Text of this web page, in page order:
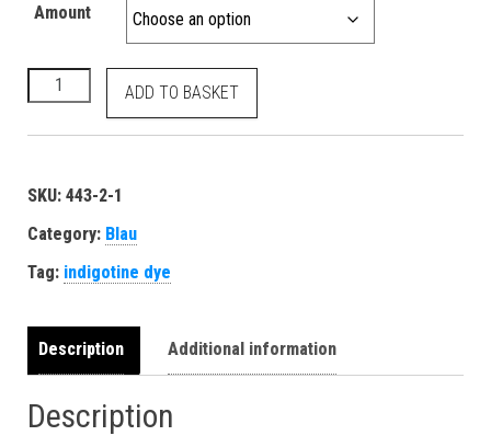
Amount
Indigokarmin E132 wasserlösliche blau Farbstoff quantity
ADD TO BASKET
SKU: 443-2-1
Category: Blau
Tag: indigotine dye
Description Additional information
Description